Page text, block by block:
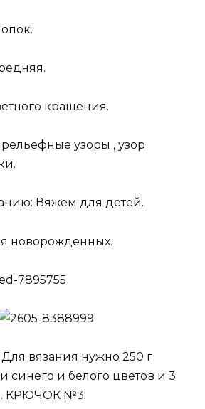
крашения.
узоры , узор
Вяжем для детей.
новорожденных.
Для вязания нужно 250 г
синего и белого цветов и 3
КРЮЧОК №3.